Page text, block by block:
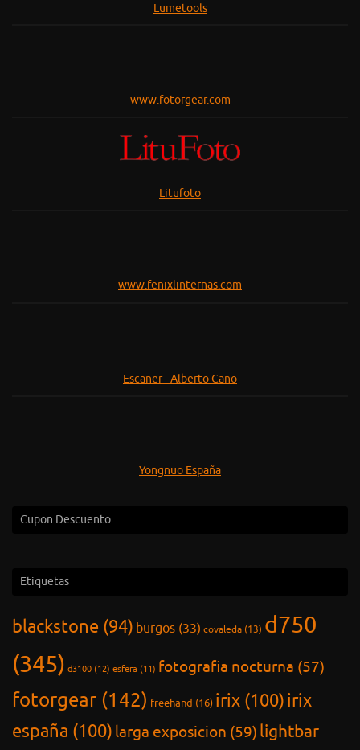
Lumetools
www.fotorgear.com
Litufoto
www.fenixlinternas.com
Escaner - Alberto Cano
Yongnuo España
Cupon Descuento
Etiquetas
blackstone (94) burgos (33) covaleda (13) d750
(345) d3100 (12) esfera (11) fotografia nocturna (57)
fotorgear (142) freehand (16) irix (100)irix
españa (100) larga exposicion (59) lightbar